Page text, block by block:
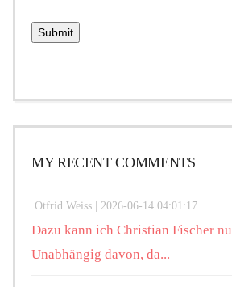
MY RECENT COMMENTS
Otfrid Weiss | 2026-06-14 04:01:17
Dazu kann ich Christian Fischer
Unabhängig davon, da...